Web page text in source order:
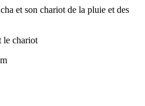
et son chariot de la pluie et des
le chariot